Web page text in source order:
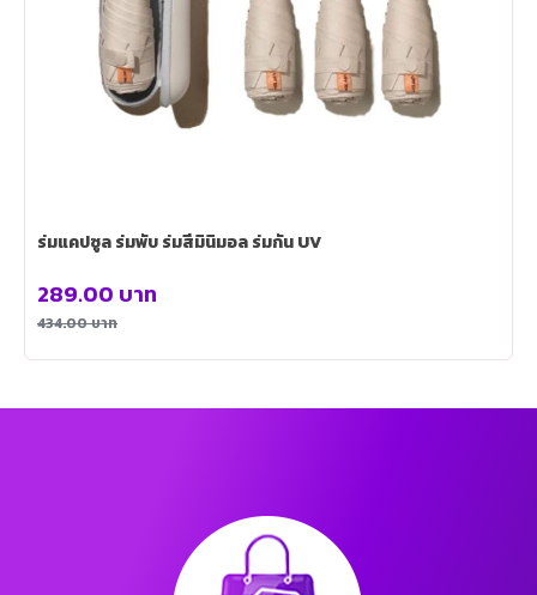
ร่มแคปซูล ร่มพับ ร่มสีมินิมอล ร่มกัน UV
434.00บาท
289.00 บาท